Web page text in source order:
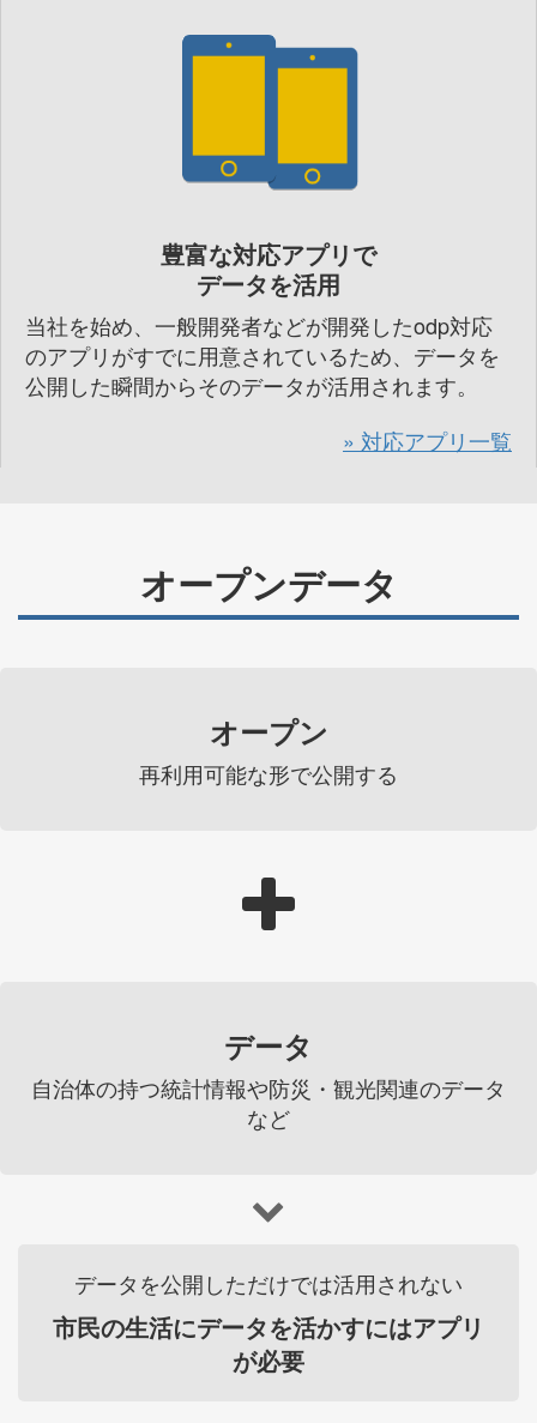
豊富な対応アプリで
データを活用
当社を始め、一般開発者などが開発したodp対応
のアプリがすでに用意されているため、データを
公開した瞬間からそのデータが活用されます。
対応アプリ一覧
オープンデータ
オープン
再利用可能な形で公開する
データ
自治体の持つ統計情報や防災・観光関連のデータ
など
データを公開しただけでは活用されない
市民の生活にデータを活かすにはアプリ
が必要